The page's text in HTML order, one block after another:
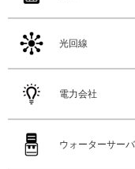
光回線
電力会社
ウォーターサー